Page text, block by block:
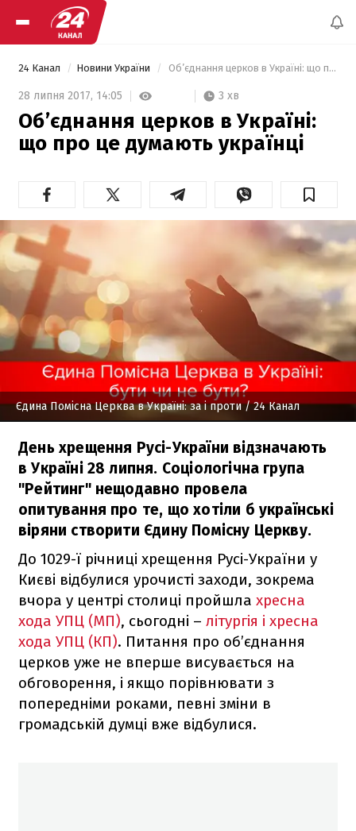
24 Канал Новини України Об’єднання церков в Україні: що про це думають українці
28 липня 2017, 14:05 3 хв
Об’єднання церков в Україні:
що про це думають українці
Єдина Помісна Церква в Україні: за і проти/ 24 Канал
День хрещення Русі-України відзначають
в Україні 28 липня. Соціологічна група
"Рейтинг" нещодавно провела
опитування про те, що хотіли б українські
віряни створити Єдину Помісну Церкву.
До 1029-ї річниці хрещення Русі-України у
Києві відбулися урочисті заходи, зокрема
вчора у центрі столиці пройшла хресна
хода УПЦ (МП), сьогодні – літургія і хресна
хода УПЦ (КП). Питання про об’єднання
церков уже не вперше висувається на
обговорення, і якщо порівнювати з
попередніми роками, певні зміни в
громадській думці вже відбулися.